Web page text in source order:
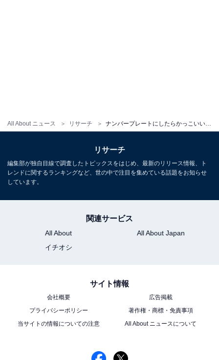
All About ニュース リサーチ
リサーチ
編集部が独自目線で調査したトピックスをはじめ、最新のリリース情報、ト
レンドに関するランキングなど、世の中で注目を集めている話題をお知らせ
しています。
関連サービス
All About
All About Japan
イチオシ
サイト情報
会社概要
広告掲載
プライバシーポリシー
著作権・商標・免責事項
当サイトの情報についての注意
All About ニュースについて